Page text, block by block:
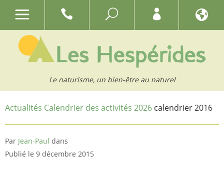
Le naturisme, un bien-être au naturel
Actualités Calendrier des activités 2026 calendrier 2016
Par Jean-Paul dans
Publié le 9 décembre 2015